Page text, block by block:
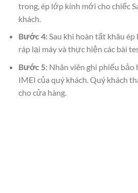
trong, ép lớp kính mới cho chiếc
khách.
Bước 4:Sau khi hoàn tất khâu
ráp lại máy và thực hiện các bài
Bước 5:Nhân viên ghi phiếu bảo
IMEI của quý khách. Quý khách
cho cửa hàng.